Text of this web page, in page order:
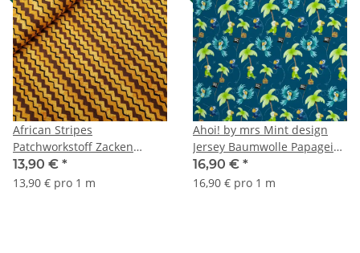
African Stripes
Patchworkstoff Zacken
braun, orange
13,90 € *
13,90 € pro 1 m
Ahoi! by mrs Mint design
Jersey Baumwolle Papageien
petrol
16,90 € *
16,90 € pro 1 m